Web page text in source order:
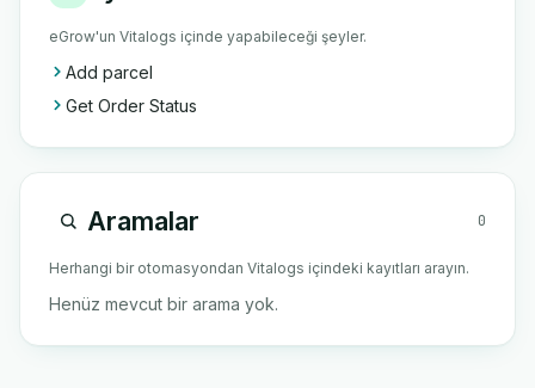
eGrow'un Vitalogs içinde yapabileceği şeyler.
Add parcel
Get Order Status
Aramalar 0
Herhangi bir otomasyondan Vitalogs içindeki kayıtları arayın.
Henüz mevcut bir arama yok.